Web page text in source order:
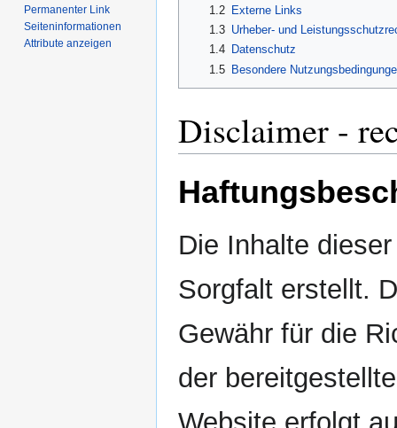
1.2 Externe Links
1.3 Urheber- und
1.4
Datenschutz
1.5 Besondere
Disclaimer -
Die Inhalte
Sorgfalt erstellt.
Gewähr für die
der
Permanenter Link
Seiten­­informationen
Attribute anzeigen